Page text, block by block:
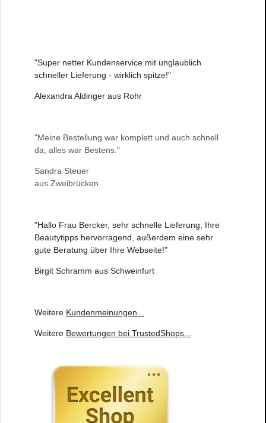
"Super netter Kundenservice mit unglaublich
schneller Lieferung - wirklich spitze!"
Alexandra Aldinger aus Rohr
"Meine Bestellung war komplett und auch schnell
da, alles war Bestens."
Sandra Steuer
aus Zweibrücken
"Hallo Frau Bercker, sehr schnelle Lieferung, Ihre
Beautytipps hervorragend, außerdem eine sehr
gute Beratung über Ihre Webseite!"
Birgit Schramm aus Schweinfurt
Weitere Kundenmeinungen
Weitere Bewertungen bei TrustedShops